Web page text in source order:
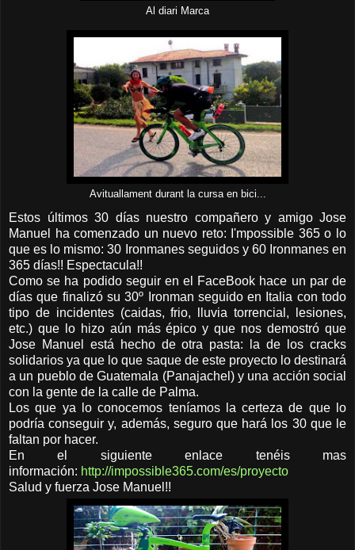
Al diari Marca
Avituallament durant la cursa en bici...
Estos últimos 30 días nuestro compañero y amigo Jose
Manuel ha comenzado un nuevo reto: I'mpossible 365 o lo
que es lo mismo: 30 Ironmanes seguidos y 60 Ironmanes en
365 días!! Espectacula!!
Como se ha podido seguir en el FaceBook hace un par de
días que finalizó su 30º Ironman seguido en Italia con todo
tipo de incidentes (caidas, frio, lluvia torrencial, lesiones,
etc.) que lo hizo aún más épico y que nos demostró que
Jose Manuel está hecho de otra pasta: la de los cracks
solidarios ya que lo que saque de este proyecto lo destinará
a un pueblo de Guatemala (Panajachel) y una acción social
con la gente de la calle de Palma.
Los que ya lo conocemos teníamos la certeza de que lo
podría conseguir y, además, seguro que hará los 30 que le
faltan por hacer.
En el siguiente enlace tenéis mas
información: http://impossible365.com/es/proyecto
Salud y fuerza Jose Manuel!!